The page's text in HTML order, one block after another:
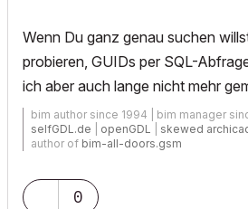
Wenn Du ganz genau suchen
probieren, GUIDs per SQL-
ich aber auch lange nicht mehr
bim author since 1994 | bim manager
selfGDL.de
openGDL skewed
author of bim-all-doors.gsm
0